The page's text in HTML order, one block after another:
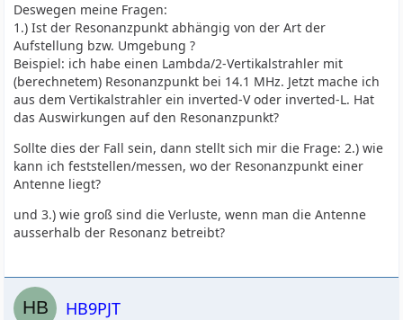
Deswegen meine Fragen:
1.) Ist der Resonanzpunkt abhängig von der Art der
Aufstellung bzw. Umgebung ?
Beispiel: ich habe einen Lambda/2-Vertikalstrahler mit
(berechnetem) Resonanzpunkt bei 14.1 MHz. Jetzt mache ich
aus dem Vertikalstrahler ein inverted-V oder inverted-L. Hat
das Auswirkungen auf den Resonanzpunkt?
Sollte dies der Fall sein, dann stellt sich mir die Frage: 2.) wie
kann ich feststellen/messen, wo der Resonanzpunkt einer
Antenne liegt?
und 3.) wie groß sind die Verluste, wenn man die Antenne
ausserhalb der Resonanz betreibt?
HB9PJT